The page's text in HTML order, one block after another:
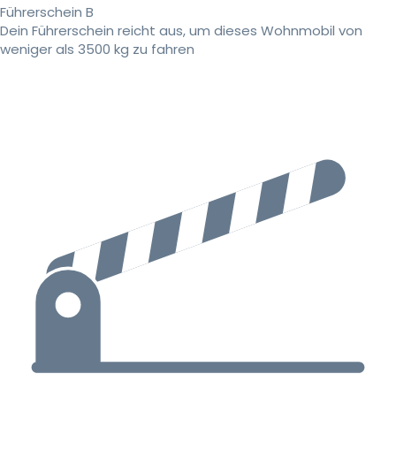
Führerschein B
Dein Führerschein reicht aus, um dieses Wohnmobil von
weniger als 3500 kg zu fahren